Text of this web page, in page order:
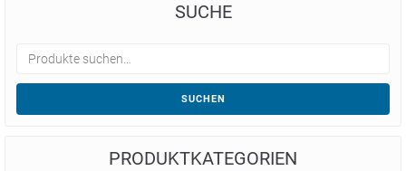
SUCHE
SUCHEN
PRODUKTKATEGORIEN